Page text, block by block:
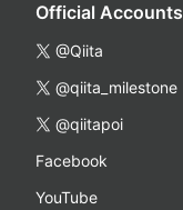
Official Accounts
@Qiita
@qiita_milestone
@qiitapoi
Facebook
YouTube